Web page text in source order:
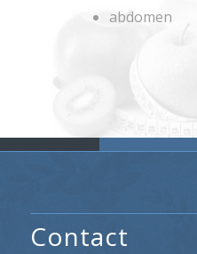
abdomen
Contact